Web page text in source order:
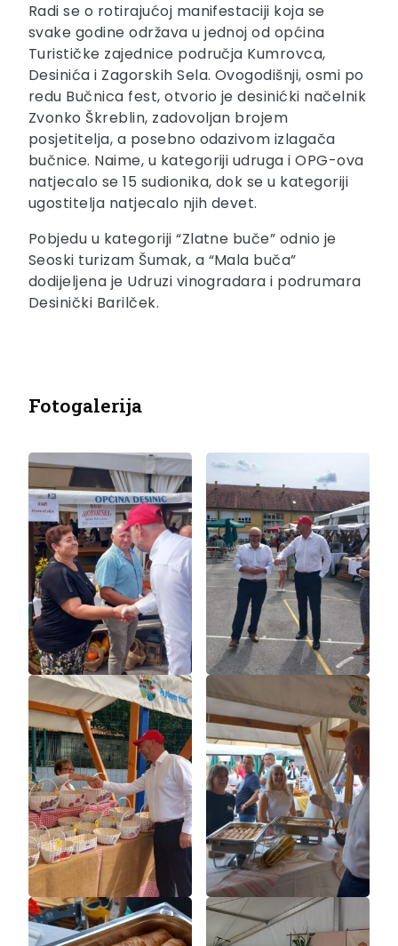
Radi se o rotirajućoj manifestaciji koja se
svake godine održava u jednoj od općina
Turističke zajednice područja Kumrovca,
Desinića i Zagorskih Sela. Ovogodišnji, osmi po
redu Bučnica fest, otvorio je desinićki načelnik
Zvonko Škreblin, zadovoljan brojem
posjetitelja, a posebno odazivom izlagača
bučnice. Naime, u kategoriji udruga i OPG-ova
natjecalo se 15 sudionika, dok se u kategoriji
ugostitelja natjecalo njih devet.
Pobjedu u kategoriji “Zlatne buče” odnio je
Seoski turizam Šumak, a “Mala buča”
dodijeljena je Udruzi vinogradara i podrumara
Desinički Barilček.
Fotogalerija